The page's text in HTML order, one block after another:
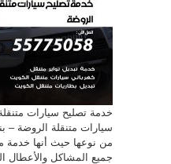
خدمة تصليح سيارات
سيارات متنقلة الروضة –
من نوعها حيث أنها خدمة
جميع المشاكل والأعطال